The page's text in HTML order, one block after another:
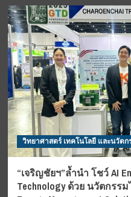
วิทยาศาสตร์ เทคโนโลยี และนวัตก
“เจริญชัยฯ”ล้ำนำ โชว์ AI
Technology ด้วย นวัตกรรม